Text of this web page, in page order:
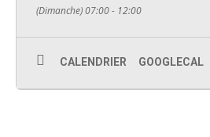
(Dimanche) 07:00 - 12:00
CALENDRIER GOOGLECAL